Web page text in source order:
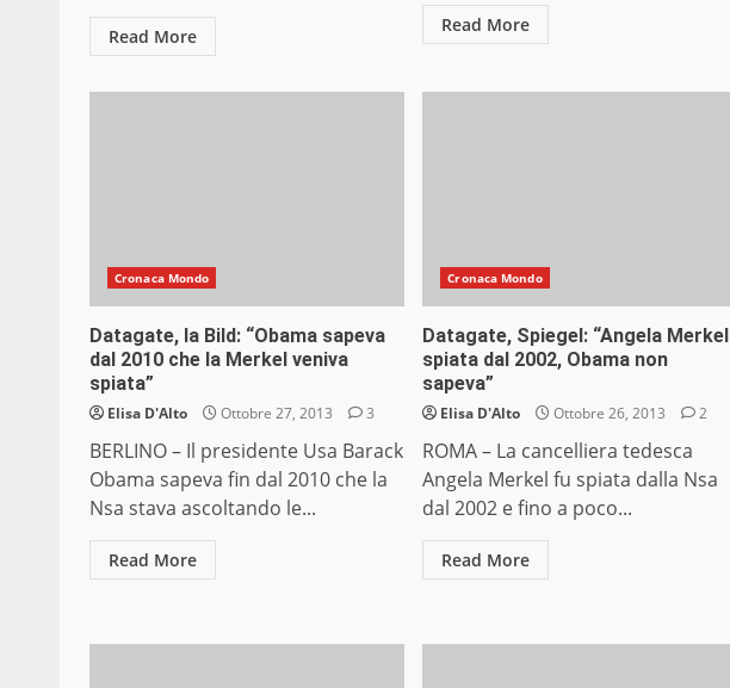
Read More
Read More
Cronaca Mondo
Datagate, la Bild: “Obama sapeva
dal 2010 che la Merkel veniva
spiata”
Elisa D'Alto Ottobre 27, 2013 3
BERLINO – Il presidente Usa Barack
Obama sapeva fin dal 2010 che la
Nsa stava ascoltando le...
Read More
Cronaca Mondo
Datagate, Spiegel: “Angela Merkel
spiata dal 2002, Obama non
sapeva”
Elisa D'Alto Ottobre 26, 2013 2
ROMA – La cancelliera tedesca
Angela Merkel fu spiata dalla Nsa
dal 2002 e fino a poco...
Read More